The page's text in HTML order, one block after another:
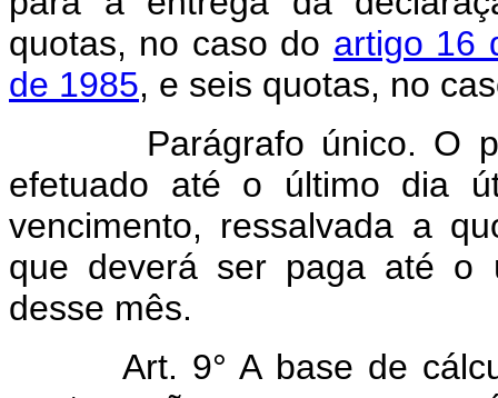
quotas, no caso do artigo 16
de 1985, e seis quotas, no
Parágrafo único. O
efetuado até o último dia
vencimento, ressalvada a
que deverá ser paga até o
desse mês.
Art. 9° A base de